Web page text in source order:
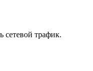
сетевой трафик.